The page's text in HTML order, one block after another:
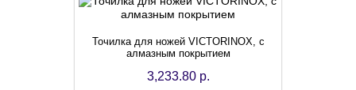
Точилка для ножей VICTORINOX, с
алмазным покрытием
3,233.80 р.